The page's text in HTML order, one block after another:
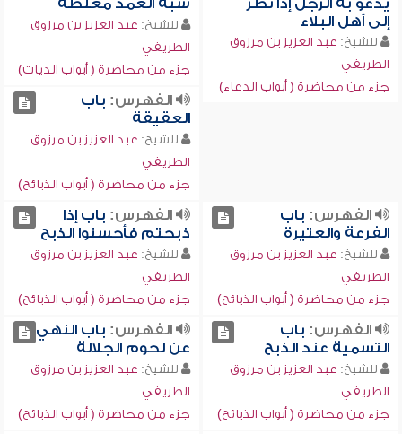
يدعو به الرجل إذا نظر
إلى أهل البلاء
للشيخ: عبد العزيز بن مرزوق
الطريفي
جزء من محاضرة ( أبواب الدعاء)
شبه العمد مغلظة
للشيخ: عبد العزيز بن مرزوق
الطريفي
جزء من محاضرة ( أبواب الديات)
الفهرس: باب
العقيقة
للشيخ: عبد العزيز بن مرزوق
الطريفي
جزء من محاضرة ( أبواب الذبائح)
الفهرس: باب
الفرعة والعتيرة
للشيخ: عبد العزيز بن مرزوق
الطريفي
جزء من محاضرة ( أبواب الذبائح)
الفهرس: باب إذا
ذبحتم فأحسنوا الذبح
للشيخ: عبد العزيز بن مرزوق
الطريفي
جزء من محاضرة ( أبواب الذبائح)
الفهرس: باب
التسمية عند الذبح
للشيخ: عبد العزيز بن مرزوق
الطريفي
جزء من محاضرة ( أبواب الذبائح)
الفهرس: باب النهي
عن لحوم الجلالة
للشيخ: عبد العزيز بن مرزوق
الطريفي
جزء من محاضرة ( أبواب الذبائح)